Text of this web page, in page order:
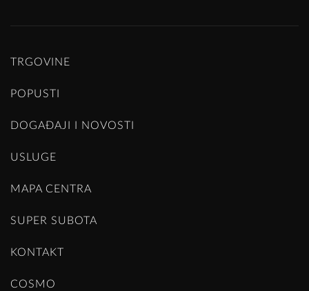
TRGOVINE
POPUSTI
DOGAĐAJI I NOVOSTI
USLUGE
MAPA CENTRA
SUPER SUBOTA
KONTAKT
COSMO